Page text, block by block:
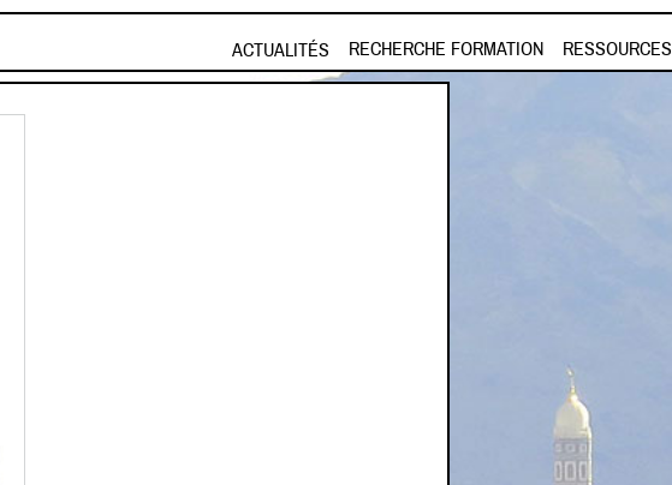
Aller au contenu principal
ACTUALITÉS RECHERCHE FORMATION RESSOURCES